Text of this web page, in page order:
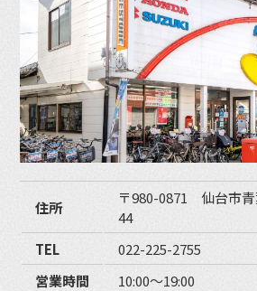
住所
〒980-0871 仙台市
44
TEL
022-225-2755
営業時間
10:00〜19:00